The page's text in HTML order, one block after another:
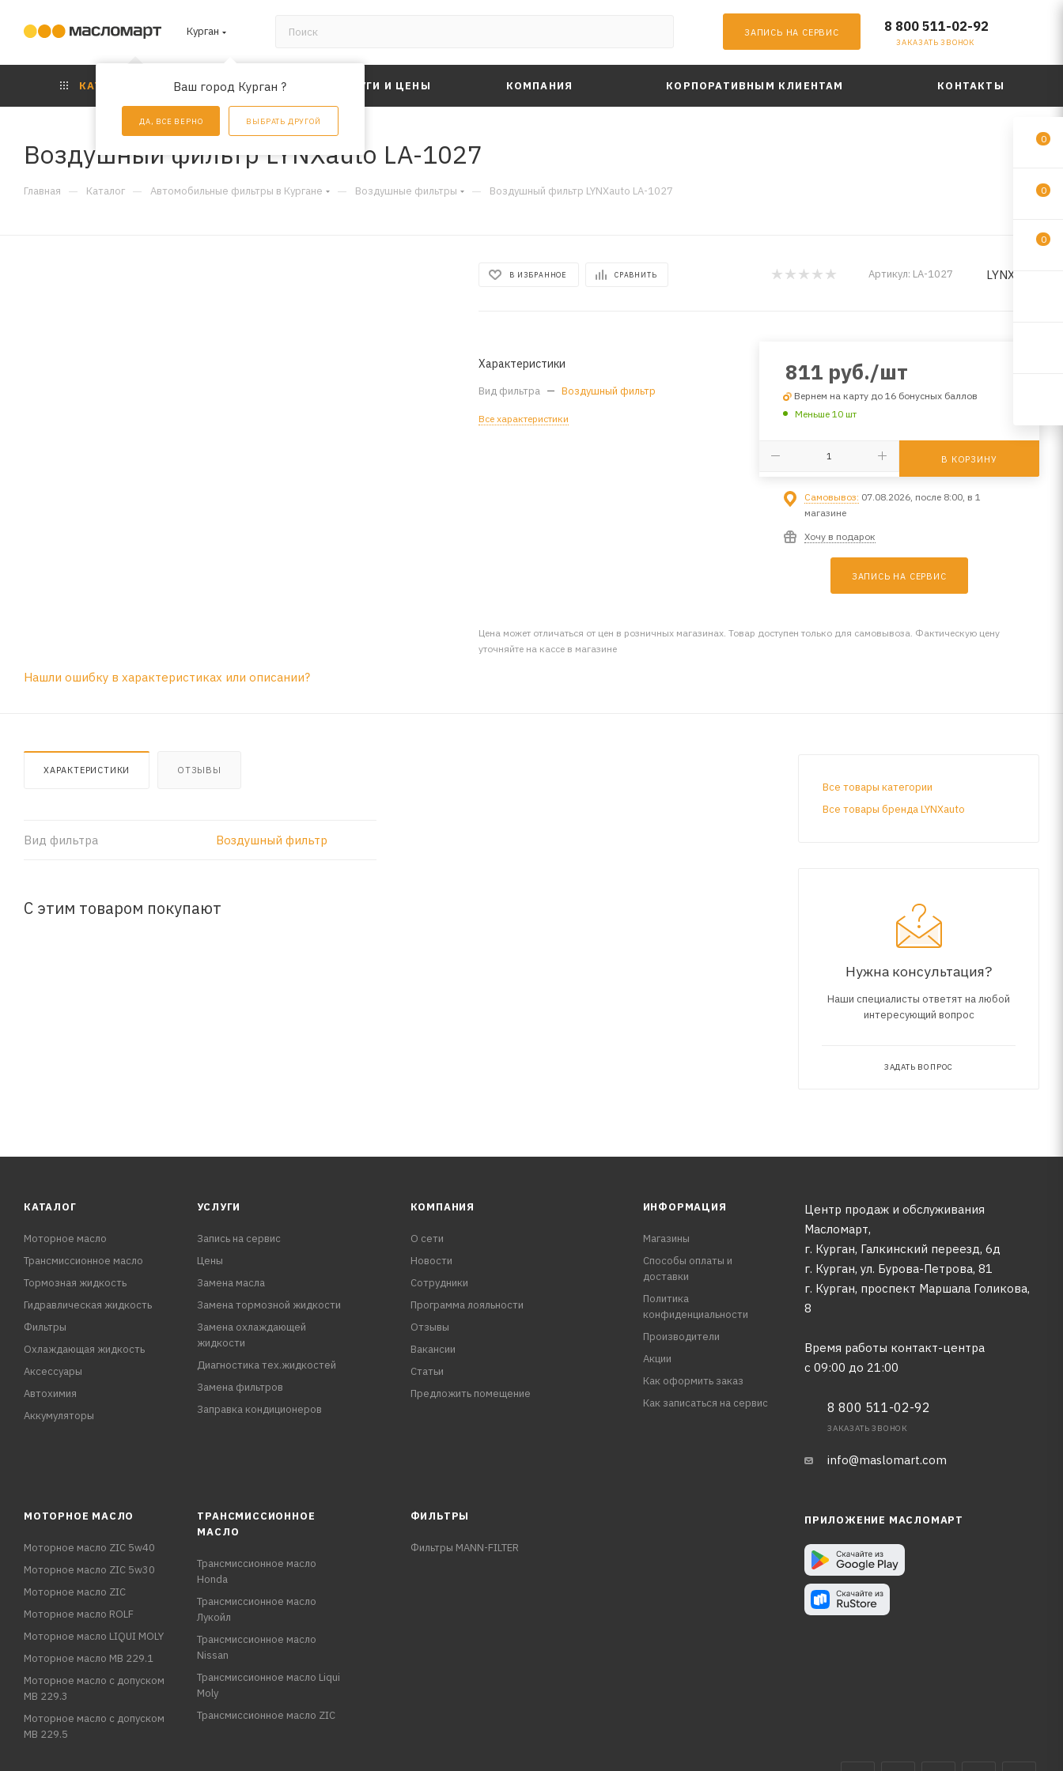
Курган
Ваш город Курган ?
ДА, ВСЕ ВЕРНО ВЫБРАТЬ ДРУГОЙ
ЗАПИСЬ НА СЕРВИС 8 800 511-02-92
ЗАКАЗАТЬ ЗВОНОК
КАТАЛОГ АКЦИИ УСЛУГИ И ЦЕНЫ КОМПАНИЯ КОРПОРАТИВНЫМ КЛИЕНТАМ КОНТАКТЫ
Воздушный фильтр LYNXauto LA-1027
Главная — Каталог — Автомобильные фильтры в Кургане — Воздушные фильтры — Воздушный фильтр LYNXauto LA-1027
В ИЗБРАННОЕ СРАВНИТЬ Артикул: LA-1027 LYNXauto
Характеристики
Вид фильтра — Воздушный фильтр
Все характеристики
811 руб./шт
Вернем на карту до 16 бонусных баллов
Меньше 10 шт
В КОРЗИНУ
Самовывоз: 07.08.2026, после 8:00, в 1
магазине
Хочу в подарок
ЗАПИСЬ НА СЕРВИС
Цена может отличаться от цен в розничных магазинах. Товар доступен только для самовывоза. Фактическую цену
уточняйте на кассе в магазине
Нашли ошибку в характеристиках или описании?
ХАРАКТЕРИСТИКИ ОТЗЫВЫ
Вид фильтра Воздушный фильтр
С этим товаром покупают
Все товары категории
Все товары бренда LYNXauto
Нужна консультация?
Наши специалисты ответят на любой
интересующий вопрос
ЗАДАТЬ ВОПРОС
КАТАЛОГ
Моторное масло
Трансмиссионное масло
Тормозная жидкость
Гидравлическая жидкость
Фильтры
Охлаждающая жидкость
Аксессуары
Автохимия
Аккумуляторы
УСЛУГИ
Запись на сервис
Цены
Замена масла
Замена тормозной жидкости
Замена охлаждающей
жидкости
Диагностика тех.жидкостей
Замена фильтров
Заправка кондиционеров
КОМПАНИЯ
О сети
Новости
Сотрудники
Программа лояльности
Отзывы
Вакансии
Статьи
Предложить помещение
ИНФОРМАЦИЯ
Магазины
Способы оплаты и
доставки
Политика
конфиденциальности
Производители
Акции
Как оформить заказ
Как записаться на сервис
Центр продаж и обслуживания
Масломарт,
г. Курган, Галкинский переезд, 6д
г. Курган, ул. Бурова-Петрова, 81
г. Курган, проспект Маршала Голикова,
8
Время работы контакт-центра
с 09:00 до 21:00
8 800 511-02-92
ЗАКАЗАТЬ ЗВОНОК
info@maslomart.com
МОТОРНОЕ МАСЛО
Моторное масло ZIC 5w40
Моторное масло ZIC 5w30
Моторное масло ZIC
Моторное масло ROLF
Моторное масло LIQUI MOLY
Моторное масло MB 229.1
Моторное масло с допуском
MB 229.3
Моторное масло с допуском
MB 229.5
ТРАНСМИССИОННОЕ
МАСЛО
Трансмиссионное масло
Honda
Трансмиссионное масло
Лукойл
Трансмиссионное масло
Nissan
Трансмиссионное масло Liqui
Moly
Трансмиссионное масло ZIC
ФИЛЬТРЫ
Фильтры MANN-FILTER
ПРИЛОЖЕНИЕ МАСЛОМАРТ
0
0
0